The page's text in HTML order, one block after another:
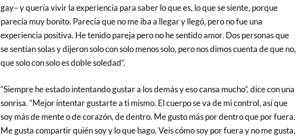
gay– y quería vivir la experiencia para saber lo que es, lo que se siente, porque
parecía muy bonito. Parecía que no me iba a llegar y llegó, pero no fue una
experiencia positiva. He tenido pareja pero no he sentido amor. Dos personas que
se sentían solas y dijeron solo con solo menos solo, pero nos dimos cuenta de que no,
que solo con solo es doble soledad”.
“Siempre he estado intentando gustar a los demás y eso cansa mucho”, dice con una
sonrisa. “Mejor intentar gustarte a ti mismo. El cuerpo se va de mi control, así que
soy más de mente o de corazón, de dentro. Me gusto más por dentro que por fuera.
Me gusta compartir quién soy y lo que hago. Veis cómo soy por fuera y no me gusta,